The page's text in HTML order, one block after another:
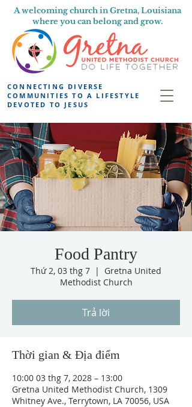
A welcoming church in Gretna, Louisiana
where you can belong and grow.
CONNECTING DIVERSE
COMMUNITIES TO A LIFESTYLE
DEVOTED TO JESUS
Food Pantry
Thứ 2, 03 thg 7
  |
Gretna United
Methodist Church
Trả lời
Thời gian & Địa điểm
10:00 03 thg 7, 2028 – 13:00
Gretna United Methodist Church, 1309
Whitney Ave., Terrytown, LA 70056, USA